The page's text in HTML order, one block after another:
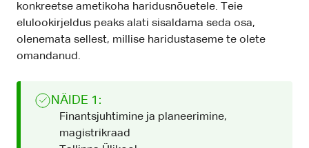
konkreetse ametikoha haridusnõuetele. Teie
elulookirjeldus peaks alati sisaldama seda osa,
olenemata sellest, millise haridustaseme te olete
omandanud.
NÄIDE 1:
Finantsjuhtimine ja planeerimine,
magistrikraad